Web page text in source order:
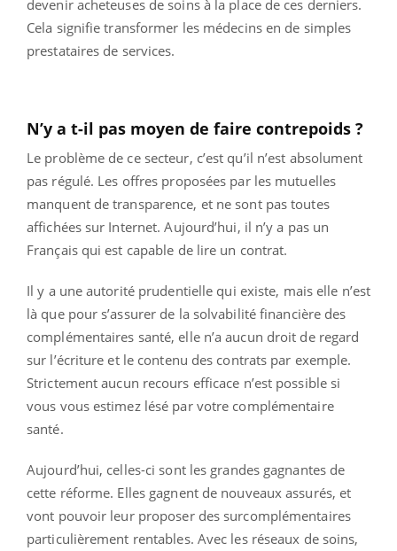
devenir acheteuses de soins à la place de ces derniers.
Cela signifie transformer les médecins en de simples
prestataires de services.
N’y a t-il pas moyen de faire contrepoids ?
Le problème de ce secteur, c’est qu’il n’est absolument
pas régulé. Les offres proposées par les mutuelles
manquent de transparence, et ne sont pas toutes
affichées sur Internet. Aujourd’hui, il n’y a pas un
Français qui est capable de lire un contrat.
Il y a une autorité prudentielle qui existe, mais elle n’est
là que pour s’assurer de la solvabilité financière des
complémentaires santé, elle n’a aucun droit de regard
sur l’écriture et le contenu des contrats par exemple.
Strictement aucun recours efficace n’est possible si
vous vous estimez lésé par votre complémentaire
santé.
Aujourd’hui, celles-ci sont les grandes gagnantes de
cette réforme. Elles gagnent de nouveaux assurés, et
vont pouvoir leur proposer des surcomplémentaires
particulièrement rentables. Avec les réseaux de soins,